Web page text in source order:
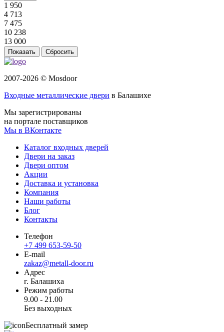
1 950
4 713
7 475
10 238
13 000
Сбросить
2007-2026 © Mosdoor
Входные металлические двери в Балашихе
Мы зарегистрированы
на портале поставщиков
Мы в ВКонтакте
Каталог входных дверей
Двери на заказ
Двери оптом
Акции
Доставка и установка
Компания
Наши работы
Блог
Контакты
Телефон
+7 499 653-59-50
E-mail
zakaz@metall-door.ru
Адрес
г. Балашиха
Режим работы
9.00 - 21.00
Без выходных
Бесплатный замер